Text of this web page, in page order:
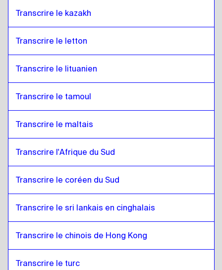
Transcrire le kazakh
Transcrire le letton
Transcrire le lituanien
Transcrire le tamoul
Transcrire le maltais
Transcrire l'Afrique du Sud
Transcrire le coréen du Sud
Transcrire le sri lankais en cinghalais
Transcrire le chinois de Hong Kong
Transcrire le turc